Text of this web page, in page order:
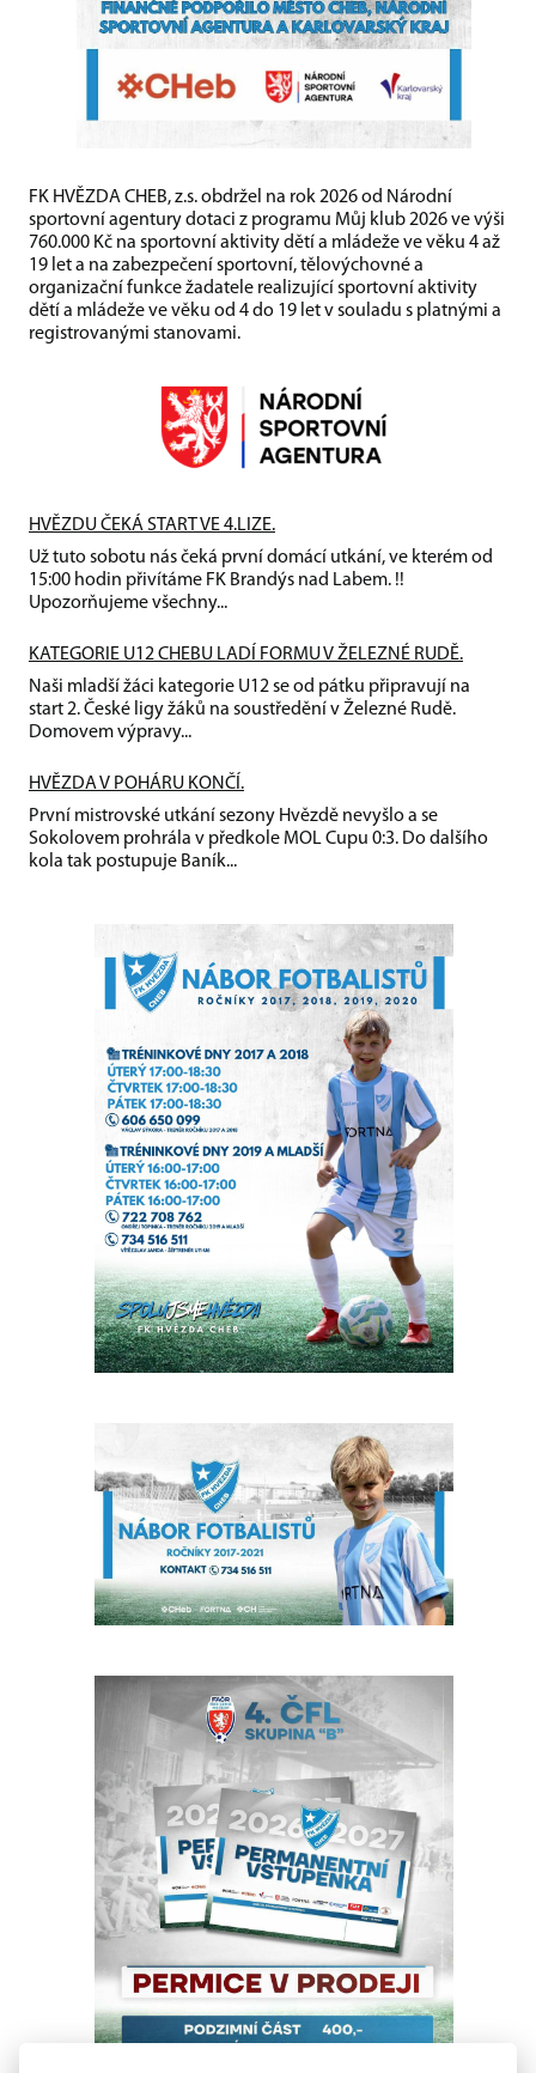
FK HVĚZDA CHEB, z.s. obdržel na rok 2026 od Národní
sportovní agentury dotaci z programu Můj klub 2026 ve výši
760.000 Kč na sportovní aktivity dětí a mládeže ve věku 4 až
19 let a na zabezpečení sportovní, tělovýchovné a
organizační funkce žadatele realizující sportovní aktivity
dětí a mládeže ve věku od 4 do 19 let v souladu s platnými a
registrovanými stanovami.
HVĚZDU ČEKÁ START VE 4.LIZE.
Už tuto sobotu nás čeká první domácí utkání, ve kterém od
15:00 hodin přivítáme FK Brandýs nad Labem. !!
Upozorňujeme všechny...
KATEGORIE U12 CHEBU LADÍ FORMU V ŽELEZNÉ RUDĚ.
Naši mladší žáci kategorie U12 se od pátku připravují na
start 2. České ligy žáků na soustředění v Železné Rudě.
Domovem výpravy...
HVĚZDA V POHÁRU KONČÍ.
První mistrovské utkání sezony Hvězdě nevyšlo a se
Sokolovem prohrála v předkole MOL Cupu 0:3. Do dalšího
kola tak postupuje Baník...